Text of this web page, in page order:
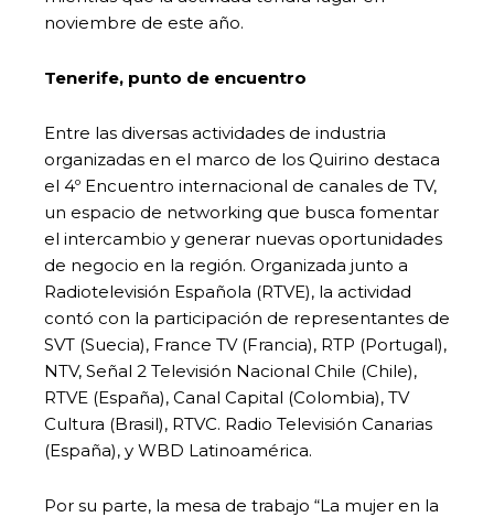
noviembre de este año.
Tenerife, punto de encuentro
Entre las diversas actividades de industria
organizadas en el marco de los Quirino destaca
el 4º Encuentro internacional de canales de TV,
un espacio de networking que busca fomentar
el intercambio y generar nuevas oportunidades
de negocio en la región. Organizada junto a
Radiotelevisión Española (RTVE), la actividad
contó con la participación de representantes de
SVT (Suecia), France TV (Francia), RTP (Portugal),
NTV, Señal 2 Televisión Nacional Chile (Chile),
RTVE (España), Canal Capital (Colombia), TV
Cultura (Brasil), RTVC. Radio Televisión Canarias
(España), y WBD Latinoamérica.
Por su parte, la mesa de trabajo “La mujer en la